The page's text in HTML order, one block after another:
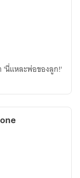
'นี่แหละพ่อของลูก!'